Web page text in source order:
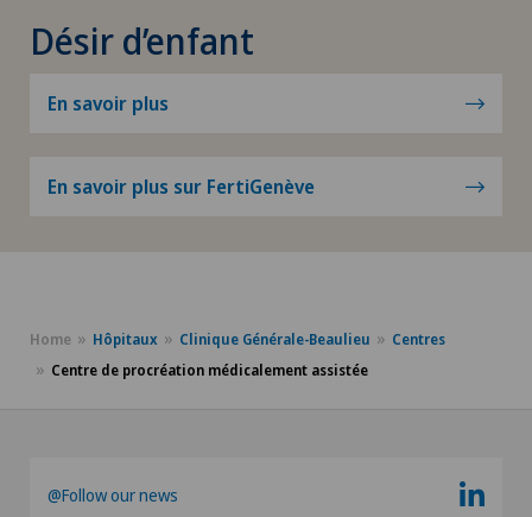
Désir d’enfant
En savoir plus
En savoir plus sur FertiGenève
Home Hôpitaux Clinique Générale-Beaulieu
Centres
Centre de procréation médicalement assistée
@Follow our news